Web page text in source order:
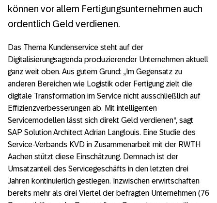
können vor allem Fertigungsunternehmen auch
ordentlich Geld verdienen.
Das Thema Kundenservice steht auf der
Digitalisierungsagenda produzierender Unternehmen aktuell
ganz weit oben. Aus gutem Grund: „Im Gegensatz zu
anderen Bereichen wie Logistik oder Fertigung zielt die
digitale Transformation im Service nicht ausschließlich auf
Effizienzverbesserungen ab. Mit intelligenten
Servicemodellen lässt sich direkt Geld verdienen“, sagt
SAP Solution Architect Adrian Langlouis. Eine Studie des
Service-Verbands KVD in Zusammenarbeit mit der RWTH
Aachen stützt diese Einschätzung. Demnach ist der
Umsatzanteil des Servicegeschäfts in den letzten drei
Jahren kontinuierlich gestiegen. Inzwischen erwirtschaften
bereits mehr als drei Viertel der befragten Unternehmen (76